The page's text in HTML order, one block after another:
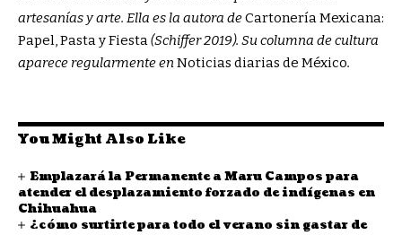
artesanías y arte. Ella es la autora deCartonería Mexicana:
Papel, Pasta y Fiesta(Schiffer 2019). Su columna de cultura
aparece regularmente enNoticias diarias de México.
You Might Also Like
Emplazará la Permanente a Maru Campos para
atender el desplazamiento forzado de indígenas en
Chihuahua
¿cómo surtirte para todo el verano sin gastar de